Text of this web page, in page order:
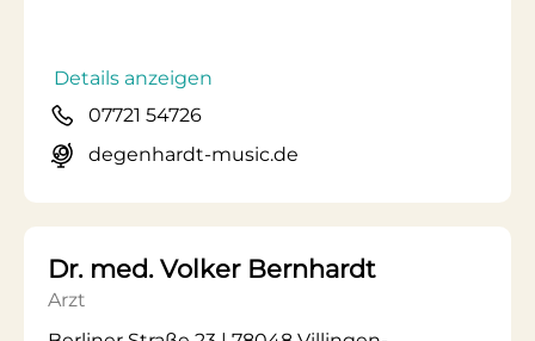
Details anzeigen
07721 54726
degenhardt-music.de
Dr. med. Volker Bernhardt
Arzt